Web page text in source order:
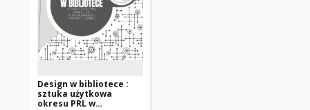
Design w bibliotece :
sztuka użytkowa
okresu PRL w